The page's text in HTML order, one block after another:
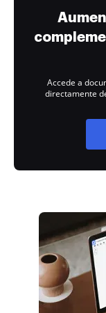
Accede a
directamente